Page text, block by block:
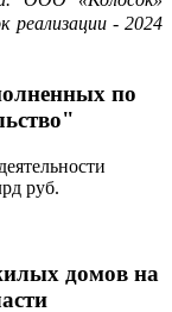
реализации - 2024
по
руб.
домов на